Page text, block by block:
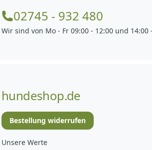
02745 - 932 480
Wir sind von Mo - Fr 09:00 - 12:00 und
hundeshop.de
Bestellung widerrufen
Unsere Werte